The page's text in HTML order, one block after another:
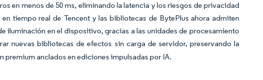
en menos de 50 ms, eliminando la latencia y los riesgos de privacidad
tiempo real de Tencent y las bibliotecas de BytePlus ahora admiten
iluminación en el dispositivo, gracias a las unidades de procesamiento
nuevas bibliotecas de efectos sin carga de servidor, preservando la
premium anclados en ediciones impulsadas por IA.